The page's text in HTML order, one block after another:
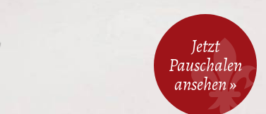
Jetzt
Pauschalen
ansehen »